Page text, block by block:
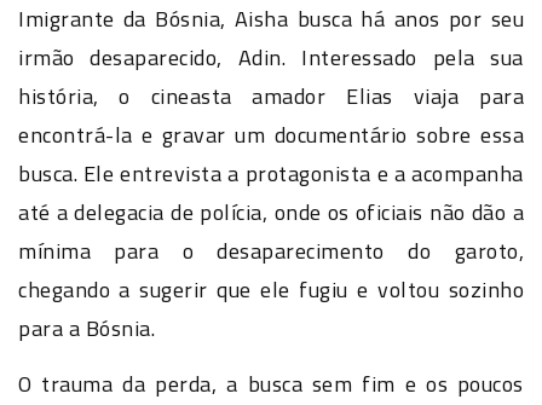
Imigrante da Bósnia, Aisha busca há anos por seu
irmão desaparecido, Adin. Interessado pela sua
história, o cineasta amador Elias viaja para
encontrá-la e gravar um documentário sobre essa
busca. Ele entrevista a protagonista e a acompanha
até a delegacia de polícia, onde os oficiais não dão a
mínima para o desaparecimento do garoto,
chegando a sugerir que ele fugiu e voltou sozinho
para a Bósnia.
O trauma da perda, a busca sem fim e os poucos